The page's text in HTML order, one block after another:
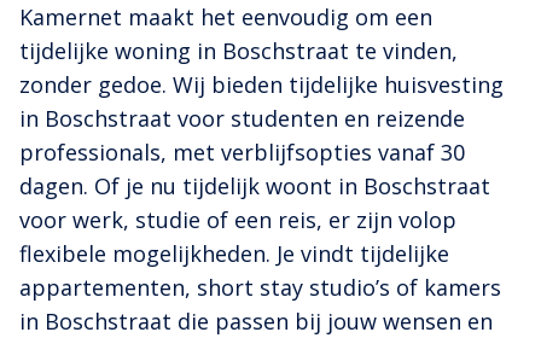
Kamernet maakt het eenvoudig om een
tijdelijke woning in Boschstraat te vinden,
zonder gedoe. Wij bieden tijdelijke huisvesting
in Boschstraat voor studenten en reizende
professionals, met verblijfsopties vanaf 30
dagen. Of je nu tijdelijk woont in Boschstraat
voor werk, studie of een reis, er zijn volop
flexibele mogelijkheden. Je vindt tijdelijke
appartementen, short stay studio’s of kamers
in Boschstraat die passen bij jouw wensen en